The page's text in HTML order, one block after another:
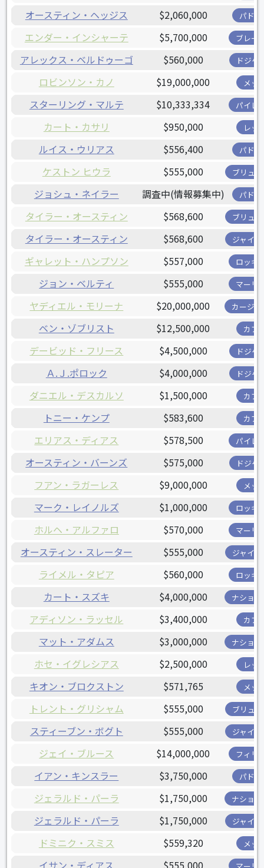
オースティン・ヘッジス $2,060,000 パド
エンダー・インシャーテ $5,700,000 ブレー
アレックス・ベルドゥーゴ $560,000 ドジャ
ロビンソン・カノ $19,000,000 メッ
スターリング・マルテ $10,333,334 パイレ
カート・カサリ $950,000 レッ
ルイス・ウリアス $556,400 パド
ケストン ヒウラ $555,000 ブリュ
ジョシュ・ネイラー 調査中(情報募集中) パド
タイラー・オースティン $568,600 ブリュ
タイラー・オースティン $568,600 ジャイ
ギャレット・ハンプソン $557,000 ロッキ
ジョン・ベルティ $555,000 マーリ
ヤディエル・モリーナ $20,000,000 カージ
ベン・ゾブリスト $12,500,000 カブ
デービッド・フリース $4,500,000 ドジャ
Ａ.Ｊ.ポロック $4,000,000 ドジャ
ダニエル・デスカルソ $1,500,000 カブ
トニー・ケンプ $583,600 カブ
エリアス・ディアス $578,500 パイレ
オースティン・バーンズ $575,000 ドジャ
フアン・ラガーレス $9,000,000 メッ
マーク・レイノルズ $1,000,000 ロッキ
ホルヘ・アルファロ $570,000 マーリ
オースティン・スレーター $555,000 ジャイ
ライメル・タピア $560,000 ロッキ
カート・スズキ $4,000,000 ナショ
アディソン・ラッセル $3,400,000 カブ
マット・アダムス $3,000,000 ナショ
ホセ・イグレシアス $2,500,000 レッ
キオン・ブロクストン $571,765 メッ
トレント・グリシャム $555,000 ブリュ
スティーブン・ボグト $555,000 ジャイ
ジェイ・ブルース $14,000,000 フィリ
イアン・キンスラー $3,750,000 パド
ジェラルド・パーラ $1,750,000 ナショ
ジェラルド・パーラ $1,750,000 ジャイ
ドミニク・スミス $559,320 メッ
イサン・ディアス $555,000